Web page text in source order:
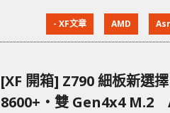
ASRock RX 7900 GRE
賣，以填補 2K 遊戲市場的需求。 「刪減版」
- XF文章 AMD
[XF 開箱] Z790 細板新
8600+‧雙 Gen4x4 M.2